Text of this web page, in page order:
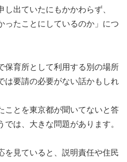
出ていたにもかかわらず、
ったことにしているのか」につ
保育所として利用する別の場所
は要請の必要がない話かもしれ
ことを東京都が聞いてないと答
では、大きな問題があります。
を見ていると、説明責任や住民